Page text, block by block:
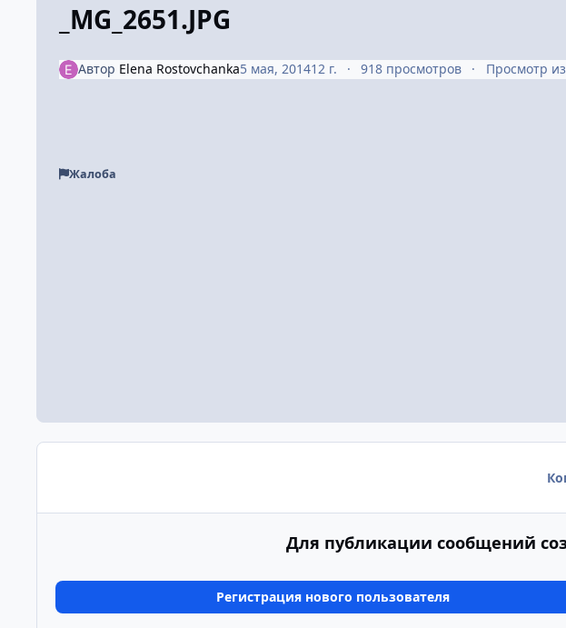
_MG_2651.JPG
Автор Elena Rostovchanka5 мая, 201412 г. 918 просмотров Просмотр
Жалоба
Для публикации сообщений
Регистрация нового пользователя